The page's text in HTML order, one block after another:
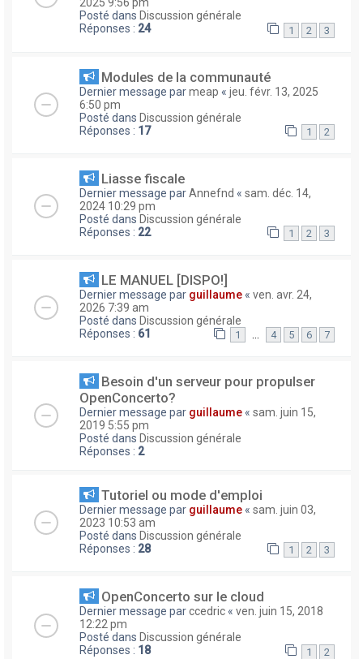
2025 9:56 pm
Posté dans Discussion générale
Réponses : 24 1 2 3
Modules de la communauté
Dernier message parmeap « jeu. févr. 13, 2025
6:50 pm
Posté dans Discussion générale
Réponses : 17 1 2
Liasse fiscale
Dernier message parAnnefnd « sam. déc. 14,
2024 10:29 pm
Posté dans Discussion générale
Réponses : 22 1 2 3
LE MANUEL [DISPO!]
Dernier message par guillaume « ven. avr. 24,
2026 7:39 am
Posté dans Discussion générale
Réponses : 61 1 … 4 5 6 7
Besoin d'un serveur pour propulser
OpenConcerto?
Dernier message par guillaume « sam. juin 15,
2019 5:55 pm
Posté dans Discussion générale
Réponses : 2
Tutoriel ou mode d'emploi
Dernier message par guillaume « sam. juin 03,
2023 10:53 am
Posté dans Discussion générale
Réponses : 28 1 2 3
OpenConcerto sur le cloud
Dernier message parccedric « ven. juin 15, 2018
12:22 pm
Posté dans Discussion générale
Réponses : 18 1 2